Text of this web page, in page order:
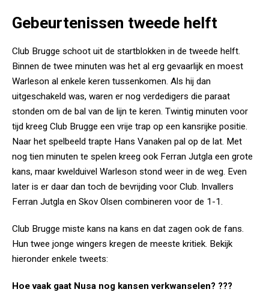
Gebeurtenissen tweede helft
Club Brugge schoot uit de startblokken in de tweede helft.
Binnen de twee minuten was het al erg gevaarlijk en moest
Warleson al enkele keren tussenkomen. Als hij dan
uitgeschakeld was, waren er nog verdedigers die paraat
stonden om de bal van de lijn te keren. Twintig minuten voor
tijd kreeg Club Brugge een vrije trap op een kansrijke positie.
Naar het spelbeeld trapte Hans Vanaken pal op de lat. Met
nog tien minuten te spelen kreeg ook Ferran Jutgla een grote
kans, maar kwelduivel Warleson stond weer in de weg. Even
later is er daar dan toch de bevrijding voor Club. Invallers
Ferran Jutgla en Skov Olsen combineren voor de 1-1.
Club Brugge miste kans na kans en dat zagen ook de fans.
Hun twee jonge wingers kregen de meeste kritiek. Bekijk
hieronder enkele tweets:
Hoe vaak gaat Nusa nog kansen verkwanselen? ???